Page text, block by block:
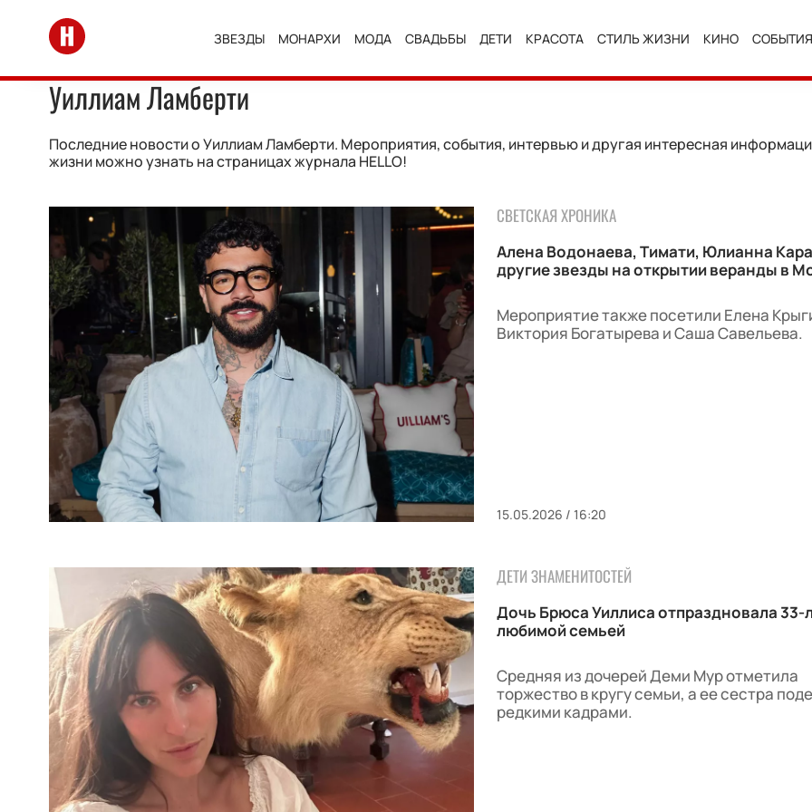
Перейти на главную
ЗВЕЗДЫ МОНАРХИ МОДА СВАДЬБЫ ДЕТИ КРАСОТА СТИЛЬ ЖИЗНИ КИНО СОБЫТИЯ
Уиллиам Ламберти
Последние новости о Уиллиам Ламберти. Мероприятия, события, интервью и другая интересная
жизни можно узнать на страницах журнала HELLO!
СВЕТСКАЯ ХРОНИКА
Алена Водонаева, Тимати, Юлианна
другие звезды на открытии веранды в
Мероприятие также посетили Елена
Виктория Богатырева и Саша Савельева.
15.05.2026 / 16:20
ДЕТИ ЗНАМЕНИТОСТЕЙ
Дочь Брюса Уиллиса отпраздновала 33-
любимой семьей
Средняя из дочерей Деми Мур отметила
торжество в кругу семьи, а ее сестра
редкими кадрами.